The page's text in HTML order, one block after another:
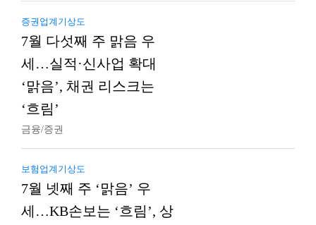
증권업계기상도
7월 다섯째 주 맑음 우
세…실적·신사업 확대
‘맑음’, 채권 리스크는
‘흐림’
금융/증권
보험업계기상도
7월 넷째 주 ‘맑음’ 우
세…KB손보는 ‘흐림’, 상